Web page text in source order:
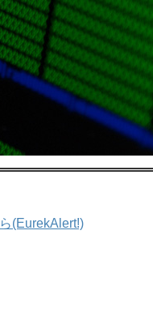
(EurekAlert!)